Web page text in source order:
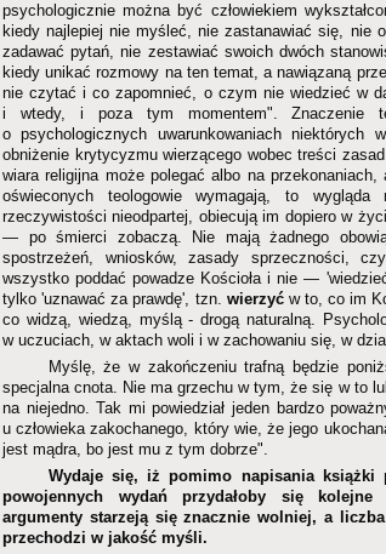
psychologicznie można być człowiekiem
kiedy najlepiej nie myśleć, nie zastanawiać się, nie
zadawać pytań, nie zestawiać swoich dwóch
kiedy unikać rozmowy na ten temat, a nawiązaną
nie czytać i co zapomnieć, o czym nie wiedzieć w
i wtedy, i poza tym momentem". Znaczenie
o psychologicznych uwarunkowaniach niektórych
obniżenie krytycyzmu wierzącego wobec treści
wiara religijna może polegać albo na
oświeconych teologowie wymagają, to
rzeczywistości nieodpartej, obiecują im dopiero w
— po śmierci zobaczą. Nie mają żadnego
spostrzeżeń, wniosków, zasady sprzeczności,
wszystko poddać powadze Kościoła i nie —
tylko 'uznawać za prawdę', tzn. wierzyćw to, co im
co widzą, wiedzą, myślą - drogą naturalną.
w uczuciach, w aktach woli i w zachowaniu się, w
Myślę, że w zakończeniu trafną będzie
specjalna cnota. Nie ma grzechu w tym, że się w to
na niejedno. Tak mi powiedział jeden bardzo
u człowieka zakochanego, który wie, że jego
jest mądra, bo jest mu z tym dobrze".
Wydaje się, iż pomimo napisania
powojennych wydań przydałoby się kolejne
argumenty starzeją się znacznie wolniej, a
przechodzi w jakość myśli.